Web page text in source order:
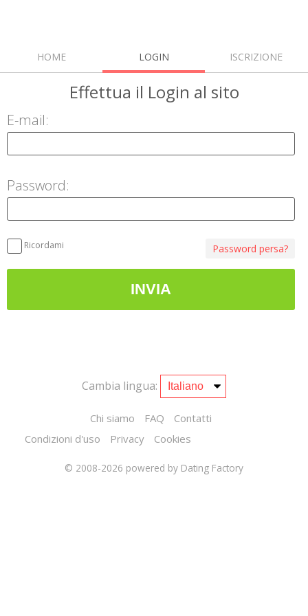
HOME LOGIN ISCRIZIONE
Effettua il Login al sito
E-mail:
Password:
Ricordami Password persa?
Cambia lingua:
Chi siamo FAQ
Contatti
Condizioni d'uso
Privacy Cookies
© 2008-2026 powered by Dating Factory